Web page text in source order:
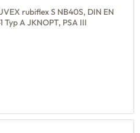
rubiflex S NB40S, DIN EN
Typ A JKNOPT, PSA III